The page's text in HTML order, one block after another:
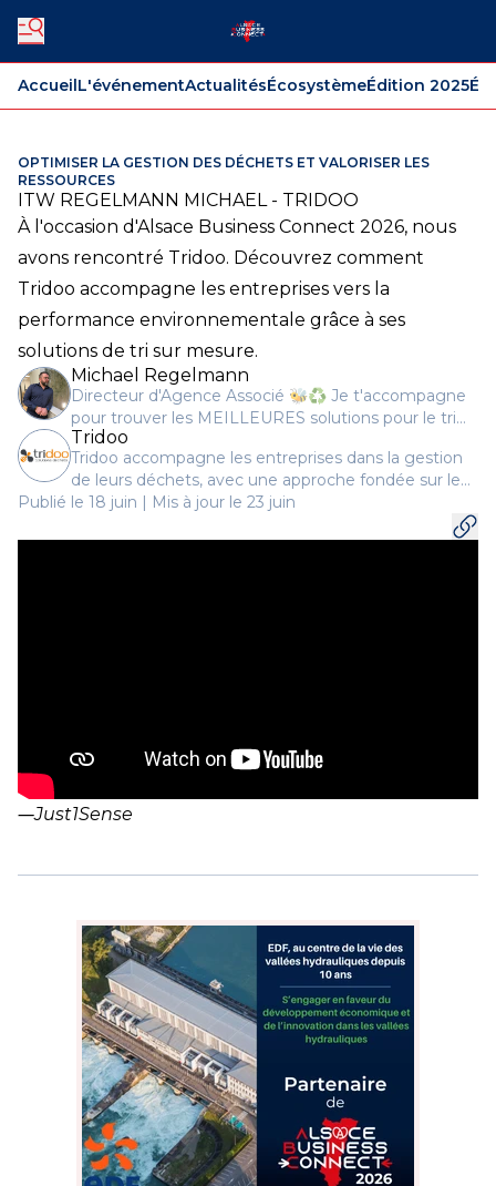
AccueilL'événementActualitésÉcosystèmeÉdition 2025
OPTIMISER LA GESTION DES DÉCHETS ET VALORISER LES
RESSOURCES
ITW REGELMANN MICHAEL - TRIDOO
À l'occasion d'Alsace Business Connect 2026, nous
avons rencontré Tridoo. Découvrez comment
Tridoo accompagne les entreprises vers la
performance environnementale grâce à ses
solutions de tri sur mesure.
Michael Regelmann
Directeur d'Agence Associé 🐝♻️ Je t'accompagne
pour trouver les MEILLEURES solutions pour le tri
de tes déchets.
Tridoo
Tridoo accompagne les entreprises dans la gestion
de leurs déchets, avec une approche fondée sur le
conseil, le tri, la collecte et la valorisation.
Publié le 18 juin | Mis à jour le 23 juin
―Just1Sense